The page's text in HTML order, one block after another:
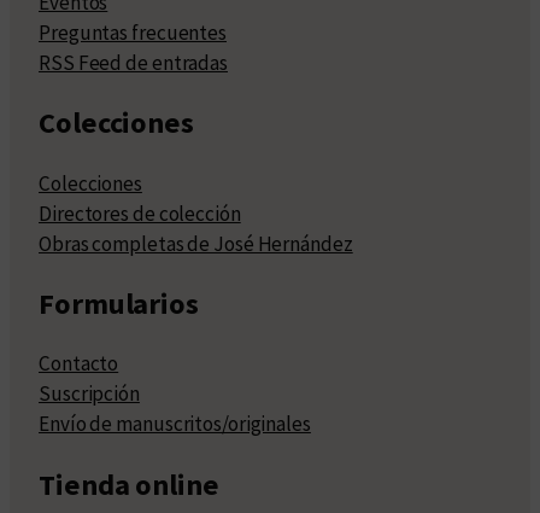
Preguntas frecuentes
RSS Feed de entradas
Colecciones
Colecciones
Directores de colección
Obras completas de José Hernández
Formularios
Contacto
Suscripción
Envío de manuscritos/originales
Tienda online